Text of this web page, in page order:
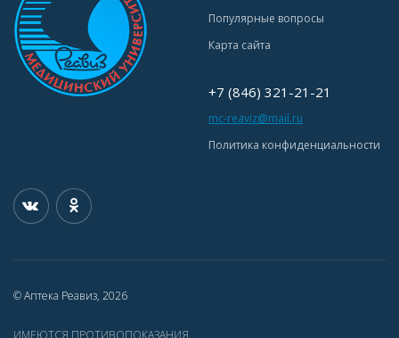
Популярные вопросы
Карта сайта
+7 (846) 321-21-21
mc-reaviz@mail.ru
Политика конфиденциальности
© Аптека Реавиз, 2026
ИМЕЮТСЯ ПРОТИВОПОКАЗАНИЯ.